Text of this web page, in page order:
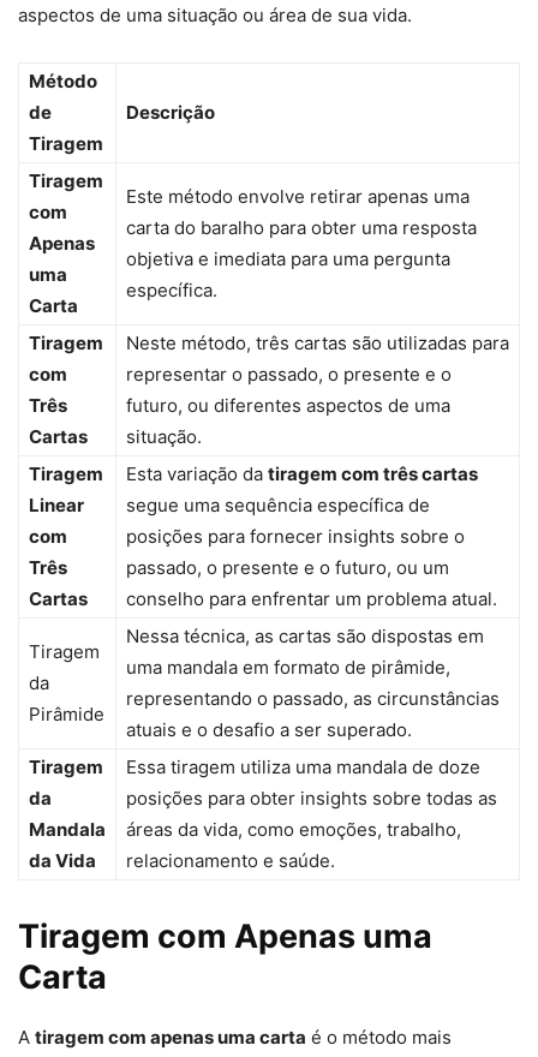
aspectos de uma situação ou área de sua vida.
Método
de
Tiragem
Descrição
Tiragem
com
Apenas
uma
Carta
Este método envolve retirar apenas uma
carta do baralho para obter uma resposta
objetiva e imediata para uma pergunta
específica.
Tiragem
com
Três
Cartas
Neste método, três cartas são utilizadas para
representar o passado, o presente e o
futuro, ou diferentes aspectos de uma
situação.
Tiragem
Linear
com
Três
Cartas
Esta variação da tiragem com três cartas
segue uma sequência específica de
posições para fornecer insights sobre o
passado, o presente e o futuro, ou um
conselho para enfrentar um problema atual.
Tiragem
da
Pirâmide
Nessa técnica, as cartas são dispostas em
uma mandala em formato de pirâmide,
representando o passado, as circunstâncias
atuais e o desafio a ser superado.
Tiragem
da
Mandala
da Vida
Essa tiragem utiliza uma mandala de doze
posições para obter insights sobre todas as
áreas da vida, como emoções, trabalho,
relacionamento e saúde.
Tiragem com Apenas uma
Carta
A tiragem com apenas uma carta é o método mais